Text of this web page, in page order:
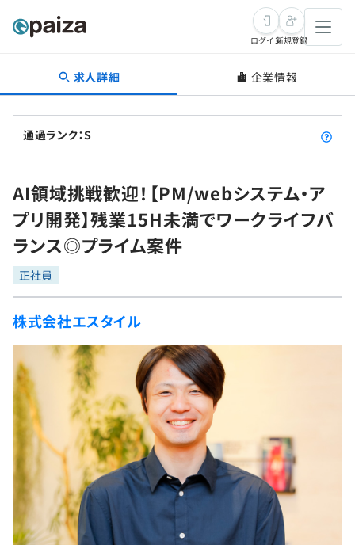
転職・キャリア
転職成功ガイド
転職エージェント
インタビュー
転職成功ガイド
新卒就活
求人検索
本選考
インターン
新卒エージェント
イベント・セミナー
インタビュー
就活成功ガイド
学習
問題集
4択課題
ナレッジ
リファレンス
プラン
個人向けプラン
法人向けプラン
プログラミング言語
評価結果一覧
再チャレンジ結果一覧
ゲーム・マンガ
Tech Team Journal
paiza times
note
paizaとは？
ログイン新規登録
求人詳細 企業情報
通過ランク：S
AI領域挑戦歓迎！【PM/webシステム・ア
プリ開発】残業15H未満でワークライフバ
ランス◎プライム案件
正社員
株式会社エスタイル